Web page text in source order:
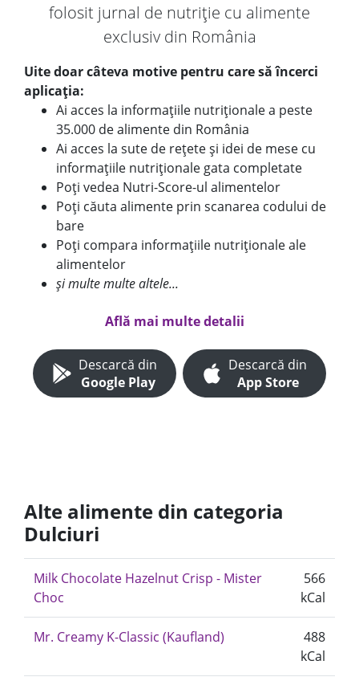
folosit jurnal de nutriție cu alimente
exclusiv din România
Uite doar câteva motive pentru care să încerci
aplicația:
Ai acces la informațiile nutriționale a peste
35.000 de alimente din România
Ai acces la sute de rețete și idei de mese cu
informațiile nutriționale gata completate
Poți vedea Nutri-Score-ul alimentelor
Poți căuta alimente prin scanarea codului de
bare
Poți compara informațiile nutriționale ale
alimentelor
și multe multe altele...
Află mai multe detalii
Descarcă din
Google Play
Descarcă din
App Store
Alte alimente din categoria
Dulciuri
Milk Chocolate Hazelnut Crisp - Mister
Choc
566
kCal
Mr. Creamy K-Classic (Kaufland)
488
kCal